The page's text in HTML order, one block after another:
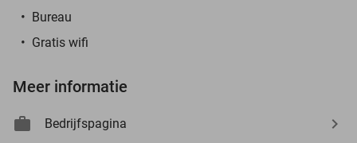
Bureau
Gratis wifi
Meer informatie
Bedrijfspagina